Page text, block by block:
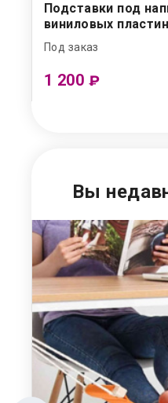
Подставки под
виниловых
Под заказ
1 200 ₽
Вы